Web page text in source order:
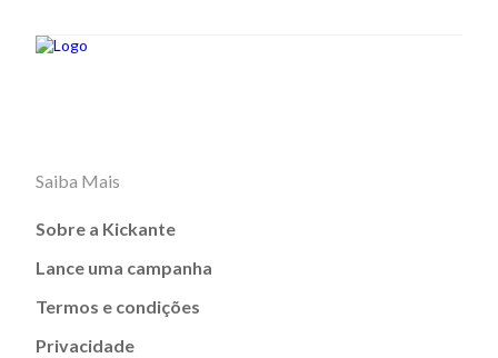
Saiba Mais
Sobre a Kickante
Lance uma campanha
Termos e condições
Privacidade